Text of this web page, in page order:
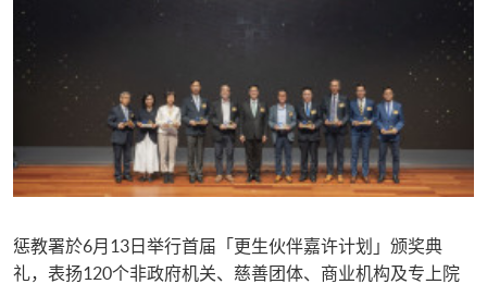
惩教署於6月13日举行首届「更生伙伴嘉许计划」颁奖典
礼，表扬120个非政府机关、慈善团体、商业机构及专上院